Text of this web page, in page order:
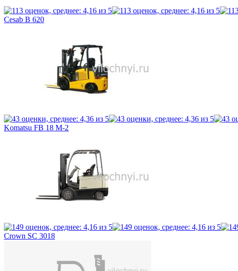
Cesab B 620
Komatsu FB 18 M-2
Crown SC 3018